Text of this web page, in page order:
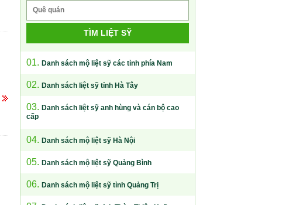
TÌM LIỆT SỸ
01. Danh sách mộ liệt sỹ các tỉnh phía Nam
02. Danh sách liệt sỹ tỉnh Hà Tây
03. Danh sách liệt sỹ anh hùng và cán bộ cao
cấp
04. Danh sách mộ liệt sỹ Hà Nội
05. Danh sách mộ liệt sỹ Quảng Bình
06. Danh sách mộ liệt sỹ tỉnh Quảng Trị